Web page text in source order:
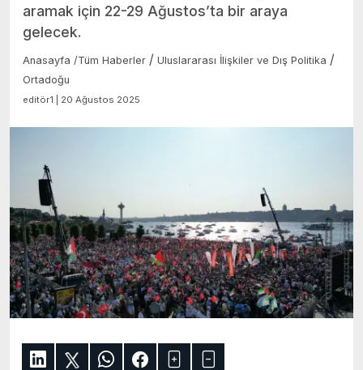
aramak için 22-29 Ağustos’ta bir araya
gelecek.
Anasayfa /Tüm Haberler / Uluslararası İlişkiler ve Dış Politika /
Ortadoğu
editör1 | 20 Ağustos 2025